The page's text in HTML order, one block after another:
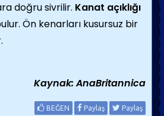
doğru sivrilir. Kanat açıklığı
Ön kenarları kusursuz bir
Kaynak: AnaBritannica
BEĞEN Paylaş Paylaş